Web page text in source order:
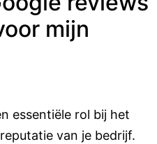
mijn
essentiële rol bij het
van je bedrijf.